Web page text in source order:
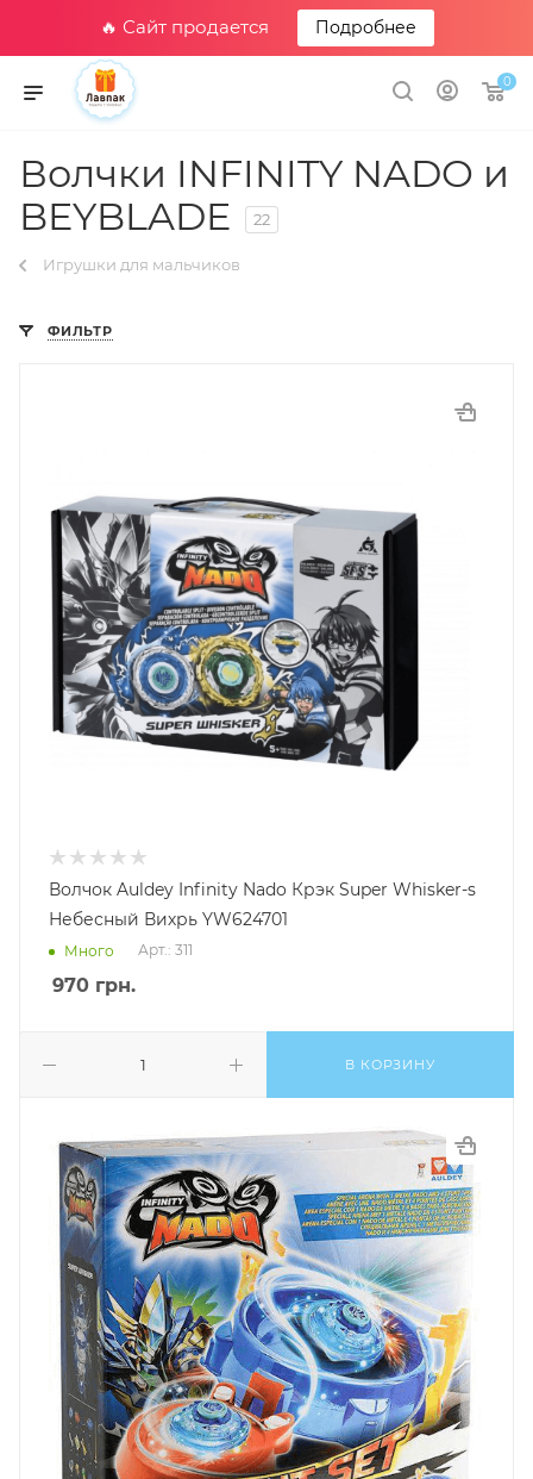
🔥 Сайт продается Подробнее
0
Волчки INFINITY NADO и
BEYBLADE
22
Игрушки для мальчиков
ФИЛЬТР
Волчок Auldey Infinity Nado Крэк Super Whisker-s
Небесный Вихрь YW624701
Много Арт.: 311
970 грн.
В КОРЗИНУ